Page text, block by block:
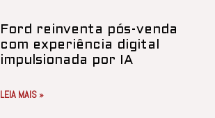
Ford reinventa pós-venda
com experiência digital
impulsionada por IA
LEIA MAIS »